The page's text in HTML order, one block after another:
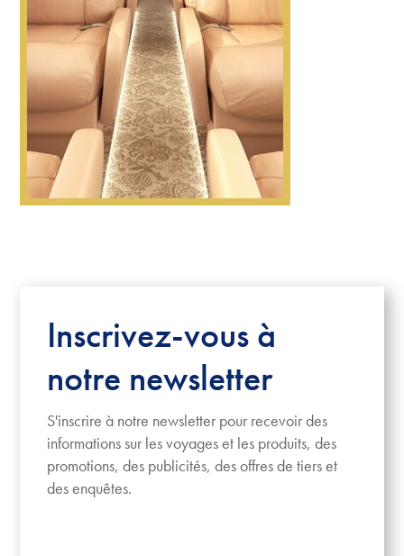
Inscrivez-vous à
notre newsletter
S'inscrire à notre newsletter pour recevoir des
informations sur les voyages et les produits, des
promotions, des publicités, des offres de tiers et
des enquêtes.